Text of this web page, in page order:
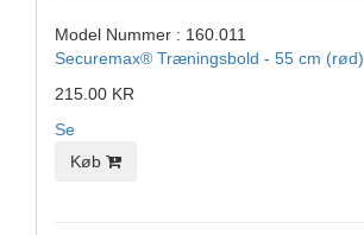
Model Nummer : 160.011
Securemax® Træningsbold - 55 cm (rød)
215.00 KR
Se
Køb